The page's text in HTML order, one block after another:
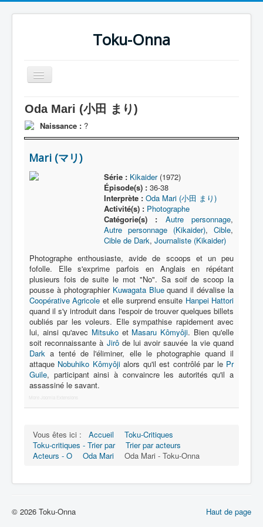
Toku-Onna
Basculer
la
Accueil
Toku-Actrices
Toku-Critiques
Séries
Films
Lexique
Série
Acteur
Équipe
Personnage
Transformation
Équipement
Mecha
Lieu
Référence
Fanservice
Oda Mari (小田 まり)
Naissance : ?
Mari (マリ)
Série : Kikaider(1972)
Épisode(s) :36-38
Interprète : Oda Mari (小田 まり)
Activité(s) : Photographe
Catégorie(s) :
Autre personnage,
Autre personnage (Kikaider), Cible,
Cible de Dark, Journaliste (Kikaider)
Photographe enthousiaste, avide de scoops et un peu
fofolle. Elle s'exprime parfois en Anglais en répétant
plusieurs fois de suite le mot "No". Sa soif de scoop la
pousse à photographier Kuwagata Bluequand il dévalise la
Coopérative Agricole et elle surprend ensuite Hanpei Hattori
quand il s'y introduit dans l'espoir de trouver quelques billets
oubliés par les voleurs. Elle sympathise rapidement avec
lui, ainsi qu'avec Mitsukoet Masaru Kômyôji. Bien qu'elle
soit reconnaissante à Jirôde lui avoir sauvée la vie quand
Dark a tenté de l'éliminer, elle le photographie quand il
attaque Nobuhiko Kômyôjialors qu'il est contrôlé par le Pr
Guile, participant ainsi à convaincre les autorités qu'il a
assassiné le savant.
More Joomla Extensions
Vous êtes ici : Accueil
Toku-Critiques
Toku-critiques - Trier par
Trier par acteurs
Acteurs - O
Oda Mari Oda Mari - Toku-Onna
Haut de page
© 2026 Toku-Onna